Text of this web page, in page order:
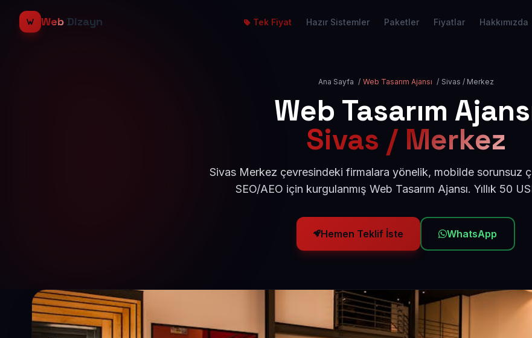
Web Dizayn Tek Fiyat Hazır Sistemler Paketler Fiyatlar Hakkımızda
Ana Sayfa / Web Tasarım Ajansı / Sivas / Merkez
Web Tasarım
Sivas / Merkez
Sivas Merkez çevresindeki firmalara yönelik, mobilde sorunsuz
SEO/AEO için kurgulanmış Web Tasarım Ajansı. Yıllık 50
Hemen Teklif İste WhatsApp